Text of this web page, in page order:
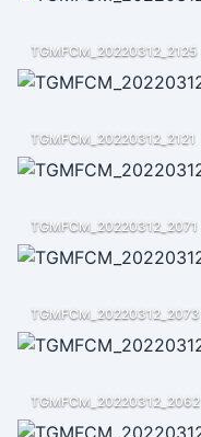
TGMFCM_20220312_2125
TGMFCM_20220312_2121
TGMFCM_20220312_2071
TGMFCM_20220312_2073
TGMFCM_20220312_2062